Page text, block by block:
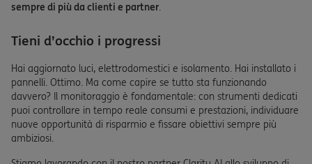
sempre di più da clienti e partner.
Tieni d’occhio i progressi
Hai aggiornato luci, elettrodomestici e isolamento. Hai installato i
pannelli. Ottimo. Ma come capire se tutto sta funzionando
davvero? Il monitoraggio è fondamentale: con strumenti dedicati
puoi controllare in tempo reale consumi e prestazioni, individuare
nuove opportunità di risparmio e fissare obiettivi sempre più
ambiziosi.